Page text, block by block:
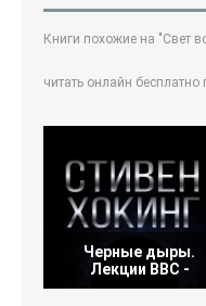
Книги похожие на "Свет
читать онлайн бесплатно
Черные дыры.
Лекции BBC -